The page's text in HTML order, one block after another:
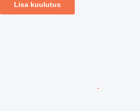
Lisa kuulutus